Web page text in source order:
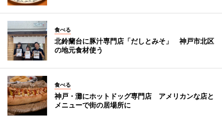
食べる
北鈴蘭台に豚汁専門店「だしとみそ」 神戸市北区
の地元食材使う
食べる
神戸・灘にホットドッグ専門店 アメリカンな店と
メニューで街の居場所に